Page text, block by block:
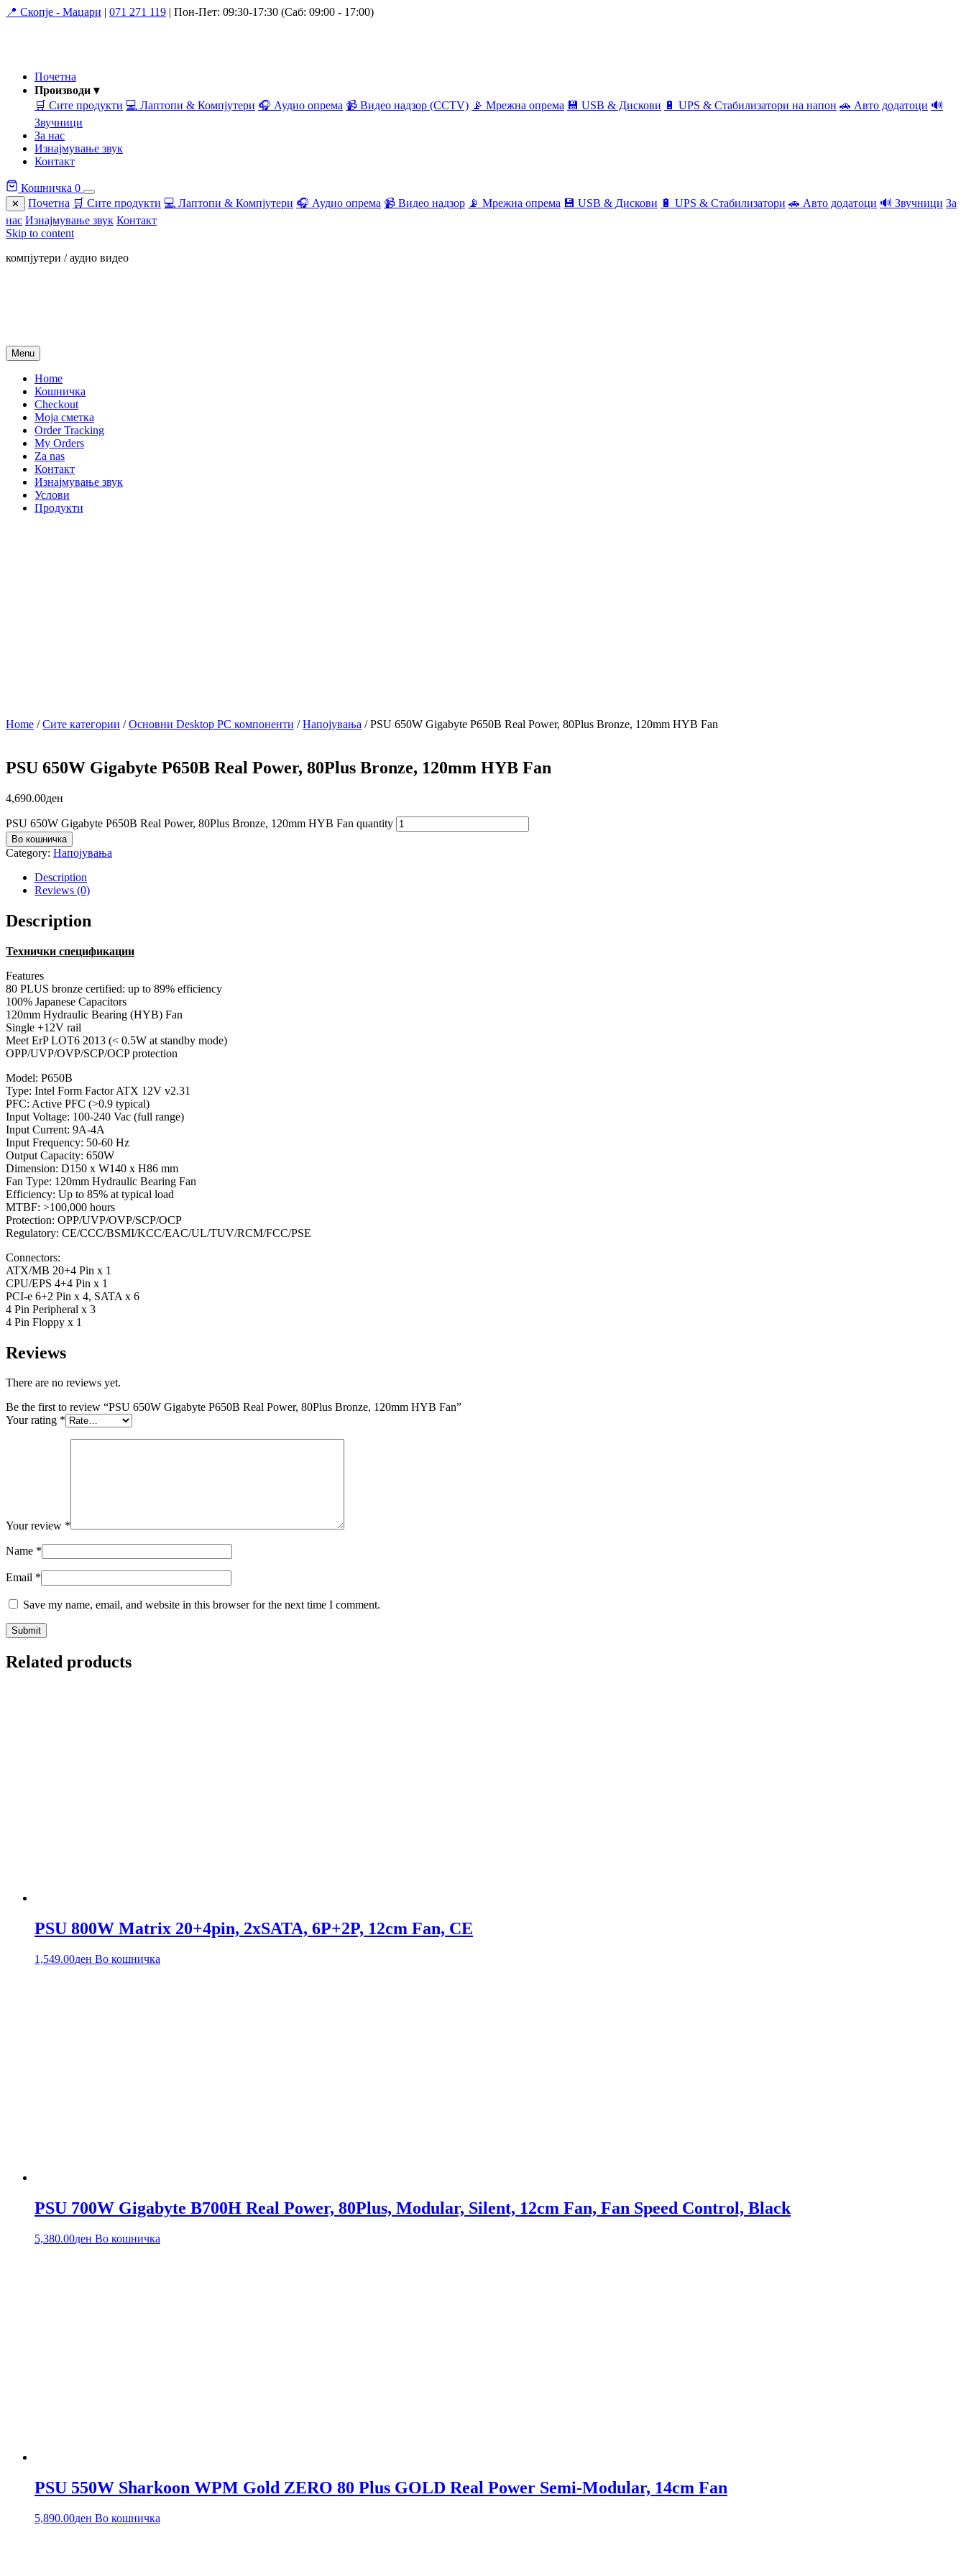
📍 Скопје - Маџари | 071 271 119 | Пон-Пет: 09:30-17:30 (Саб: 09:00 - 17:00)
Почетна
Производи ▾
🛒 Сите продукти 💻 Лаптопи & Компјутери 🎧 Аудио опрема 📹 Видео надзор (CCTV) 📡 Мрежна опрема 💾 USB & Дискови 🔋 UPS & Стабилизатори на напон 🚗 Авто додатоци 🔊
Звучници
За нас
Изнајмување звук
Контакт
Кошничка 0
✕ Почетна 🛒 Сите продукти 💻 Лаптопи & Компјутери 🎧 Аудио опрема 📹 Видео надзор 📡 Мрежна опрема 💾 USB & Дискови 🔋 UPS & Стабилизатори 🚗 Авто додатоци 🔊 Звучници За
нас Изнајмување звук Контакт
Skip to content
компјутери / аудио видео
Menu
Home
Кошничка
Checkout
Моја сметка
Order Tracking
My Orders
Za nas
Контакт
Изнајмување звук
Услови
Продукти
Home /Сите категории /Основни Desktop PC компоненти /Напојувања / PSU 650W Gigabyte P650B Real Power, 80Plus Bronze, 120mm HYB Fan
PSU 650W Gigabyte P650B Real Power, 80Plus Bronze, 120mm HYB Fan
4,690.00ден
PSU 650W Gigabyte P650B Real Power, 80Plus Bronze, 120mm HYB Fan quantity
Во кошничка
Category: Напојувања
Description
Reviews (0)
Description
Технички спецификации
Features
80 PLUS bronze certified: up to 89% efficiency
100% Japanese Capacitors
120mm Hydraulic Bearing (HYB) Fan
Single +12V rail
Meet ErP LOT6 2013 (< 0.5W at standby mode)
OPP/UVP/OVP/SCP/OCP protection
Model: P650B
Type: Intel Form Factor ATX 12V v2.31
PFC: Active PFC (>0.9 typical)
Input Voltage: 100-240 Vac (full range)
Input Current: 9A-4A
Input Frequency: 50-60 Hz
Output Capacity: 650W
Dimension: D150 x W140 x H86 mm
Fan Type: 120mm Hydraulic Bearing Fan
Efficiency: Up to 85% at typical load
MTBF: >100,000 hours
Protection: OPP/UVP/OVP/SCP/OCP
Regulatory: CE/CCC/BSMI/KCC/EAC/UL/TUV/RCM/FCC/PSE
Connectors:
ATX/MB 20+4 Pin x 1
CPU/EPS 4+4 Pin x 1
PCI-e 6+2 Pin x 4, SATA x 6
4 Pin Peripheral x 3
4 Pin Floppy x 1
Reviews
There are no reviews yet.
Be the first to review “PSU 650W Gigabyte P650B Real Power, 80Plus Bronze, 120mm HYB Fan”
Your rating *
Your review *
Name *
Email *
Save my name, email, and website in this browser for the next time I comment.
Related products
PSU 800W Matrix 20+4pin, 2xSATA, 6P+2P, 12cm Fan, CE
1,549.00ден Во кошничка
PSU 700W Gigabyte B700H Real Power, 80Plus, Modular, Silent, 12cm Fan, Fan Speed Control, Black
5,380.00ден Во кошничка
PSU 550W Sharkoon WPM Gold ZERO 80 Plus GOLD Real Power Semi-Modular, 14cm Fan
5,890.00ден Во кошничка